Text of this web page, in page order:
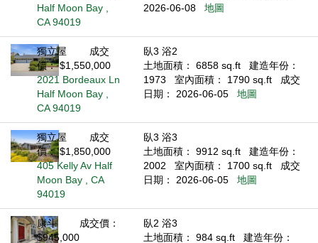
Half Moon Bay ,
CA 94019
2026-06-08
地圖
獨立屋
成交
價： $1,550,000
2021 Bordeaux Ln
Half Moon Bay ,
CA 94019
臥3 浴2
土地面積： 6858 sq.ft
建造年份：
1973
室內面積： 1790 sq.ft
成交
日期： 2026-06-05
地圖
獨立屋
成交
價： $1,850,000
405 Kelly Av Half
Moon Bay , CA
94019
臥3 浴3
土地面積： 9912 sq.ft
建造年份：
2002
室內面積： 1700 sq.ft
成交
日期： 2026-06-05
地圖
康斗
成交價：
$945,000
臥2 浴3
土地面積： 984 sq.ft
建造年份：